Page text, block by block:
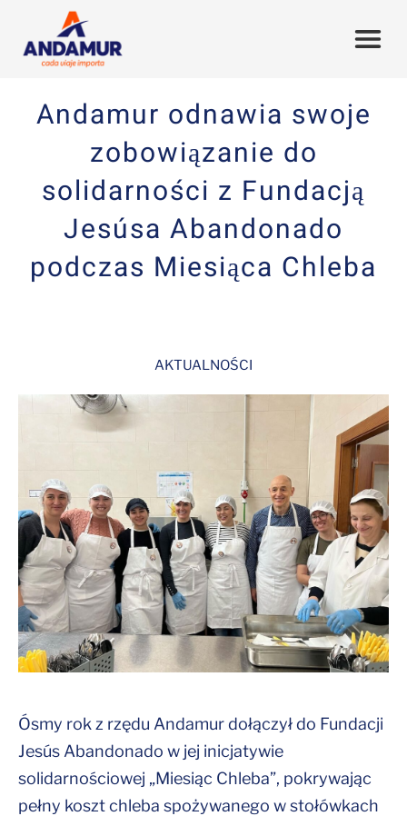
Andamur odnawia swoje
zobowiązanie do
solidarności z Fundacją
Jesúsa Abandonado
podczas Miesiąca Chleba
AKTUALNOŚCI
Ósmy rok z rzędu Andamur dołączył do Fundacji
Jesús Abandonado w jej inicjatywie
solidarnościowej „Miesiąc Chleba”, pokrywając
pełny koszt chleba spożywanego w stołówkach